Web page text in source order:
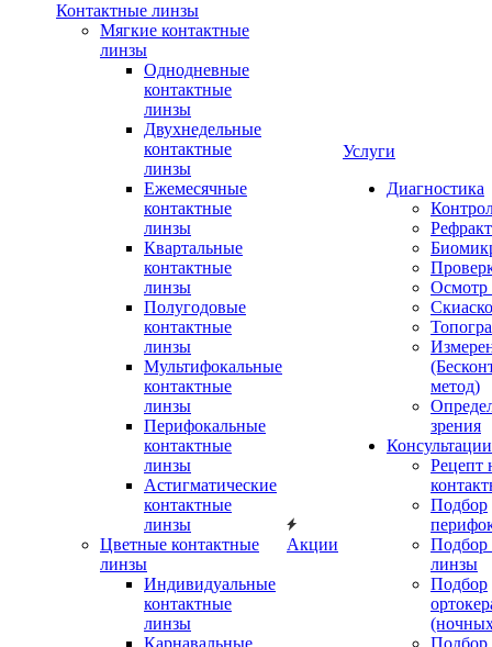
Контактные линзы
Мягкие контактные
линзы
Однодневные
контактные
линзы
Двухнедельные
контактные
линзы
Ежемесячные
контактные
линзы
Квартальные
контактные
линзы
Полугодовые
контактные
линзы
Мультифокальные
контактные
линзы
Перифокальные
контактные
линзы
Астигматические
контактные
линзы
Цветные контактные
линзы
Индивидуальные
контактные
линзы
Карнавальные
Акции
Услуги
Диагностика
Осмотр
метод)
зрения
Рецепт
Подбор
Подбор
линзы
Подбор
Подбор